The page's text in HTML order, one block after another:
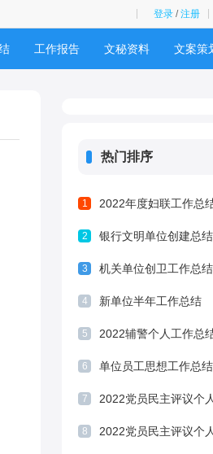
登录 /注册
工作报告 文秘资料 文案策
热门排序
1 2022年度妇联工作总
2 银行文明单位创建总
3 机关单位创卫工作总
4 新单位半年工作总结
5 2022辅警个人工作总
6 单位员工思想工作总结
7 2022党员民主评议个
8 2022党员民主评议个